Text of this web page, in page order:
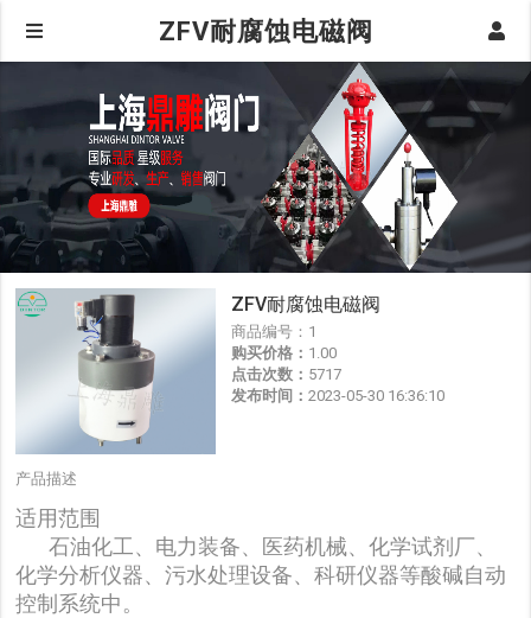
ZFV耐腐蚀电磁阀
ZFV耐腐蚀电磁阀
商品编号： 1
购买价格： 1.00
点击次数： 5717
发布时间： 2023-05-30 16:36:10
产品描述
适用范围
石油化工、电力装备、医药机械、化学试剂厂、
化学分析仪器、污水处理设备、科研仪器等酸碱自动
控制系统中。